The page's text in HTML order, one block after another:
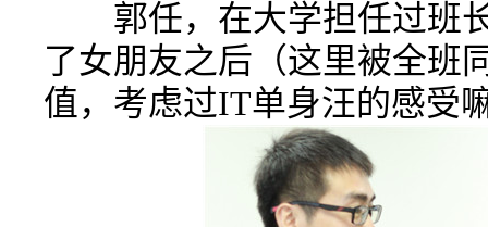
郭任，在大学担任过班
了女朋友之后（这里被全班
值，考虑过IT单身汪的感受